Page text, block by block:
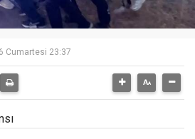
Cumartesi 23:37